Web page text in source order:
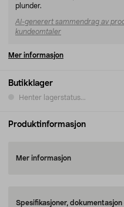
Butikklager
Henter lagerstatus...
plunder.
AI-generert sammendrag av
kundeomtaler
Mer informasjon
Produktinformasjon
Mer informasjon
Spesifikasjoner,